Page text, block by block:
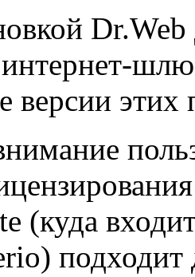
версии этих
(куда